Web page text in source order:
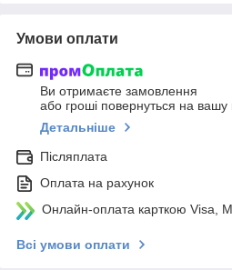
Умови оплати
Ви отримаєте замовлення
або гроші повернуться на вашу
Детальніше
Післяплата
Оплата на рахунок
Онлайн-оплата карткою Visa,
Всі умови оплати